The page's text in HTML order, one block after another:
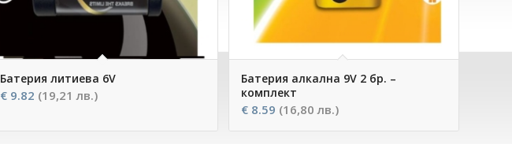
Батерия литиева 6V
€ 9.82 (19,21 лв.)
Батерия алкална 9V 2 бр. –
комплект
€8.59 (16,80 лв.)